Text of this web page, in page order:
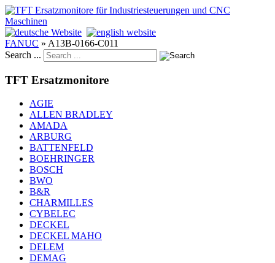
FANUC » A13B-0166-C011
Search ...
TFT Ersatzmonitore
AGIE
ALLEN BRADLEY
AMADA
ARBURG
BATTENFELD
BOEHRINGER
BOSCH
BWO
B&R
CHARMILLES
CYBELEC
DECKEL
DECKEL MAHO
DELEM
DEMAG